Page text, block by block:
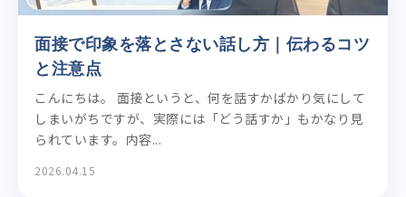
面接で印象を落とさない話し方｜伝わるコツ
と注意点
こんにちは。 面接というと、何を話すかばかり気にして
しまいがちですが、実際には「どう話すか」もかなり見
られています。内容...
2026.04.15